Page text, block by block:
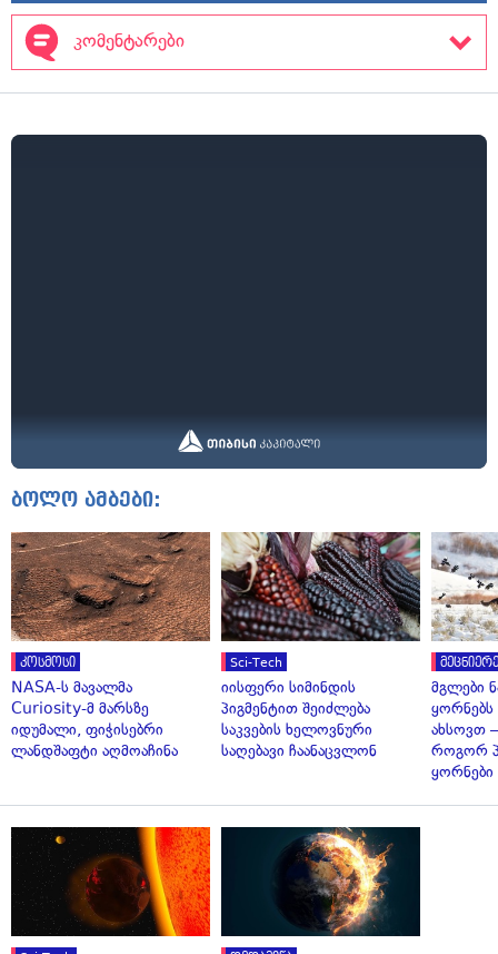
კომენტარები
ბოლო ამბები:
კოსმოსი
NASA-ს მავალმა
Curiosity-მ მარსზე
იდუმალი, ფიჭისებრი
ლანდშაფტი აღმოაჩინა
Sci-Tech
იისფერი სიმინდის
პიგმენტით შეიძლება
საკვების ხელოვნური
საღებავი ჩაანაცვლონ
მგლები
ახსოვთ
როგორ
ყორნები